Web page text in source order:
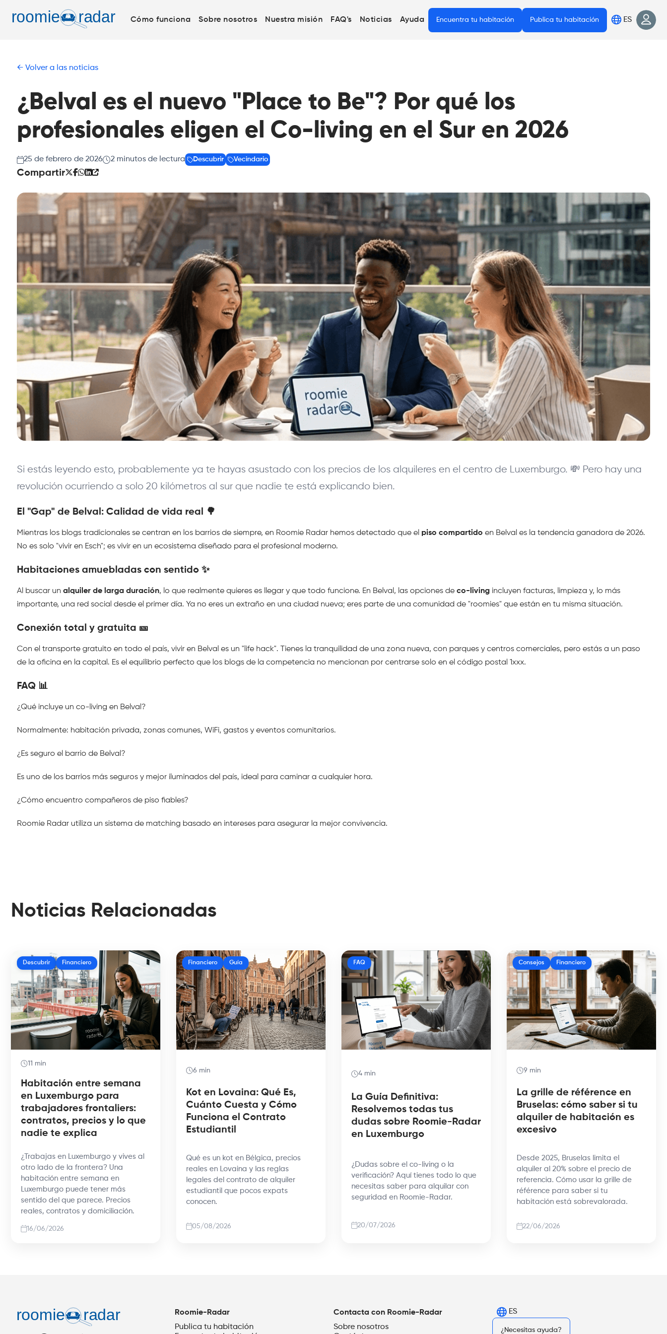
Cómo funciona Sobre nosotros Nuestra misión FAQ's Noticias Ayuda Encuentra tu habitación Publica tu habitación ES
Volver a las noticias
¿Belval es el nuevo "Place to Be"? Por qué los
profesionales eligen el Co-living en el Sur en 2026
25 de febrero de 2026 2 minutos de lectura Descubrir Vecindario
Compartir
Si estás leyendo esto, probablemente ya te hayas asustado con los precios de los alquileres en el centro de Luxemburgo. 💸 Pero hay una
revolución ocurriendo a solo 20 kilómetros al sur que nadie te está explicando bien.
El "Gap" de Belval: Calidad de vida real 🌳
Mientras los blogs tradicionales se centran en los barrios de siempre, en Roomie Radar hemos detectado que el piso compartido en Belval es la tendencia ganadora de 2026.
No es solo "vivir en Esch"; es vivir en un ecosistema diseñado para el profesional moderno.
Habitaciones amuebladas con sentido ✨
Al buscar un alquiler de larga duración, lo que realmente quieres es llegar y que todo funcione. En Belval, las opciones de co-living incluyen facturas, limpieza y, lo más
importante, una red social desde el primer día. Ya no eres un extraño en una ciudad nueva; eres parte de una comunidad de "roomies" que están en tu misma situación.
Conexión total y gratuita 🎫
Con el transporte gratuito en todo el país, vivir en Belval es un "life hack". Tienes la tranquilidad de una zona nueva, con parques y centros comerciales, pero estás a un paso
de la oficina en la capital. Es el equilibrio perfecto que los blogs de la competencia no mencionan por centrarse solo en el código postal 1xxx.
FAQ 📊
¿Qué incluye un co-living en Belval?
Normalmente: habitación privada, zonas comunes, WiFi, gastos y eventos comunitarios.
¿Es seguro el barrio de Belval?
Es uno de los barrios más seguros y mejor iluminados del país, ideal para caminar a cualquier hora.
¿Cómo encuentro compañeros de piso fiables?
Roomie Radar utiliza un sistema de matching basado en intereses para asegurar la mejor convivencia.
Noticias Relacionadas
Descubrir Financiero
11 min
Habitación entre semana
en Luxemburgo para
trabajadores frontaliers:
contratos, precios y lo que
nadie te explica
¿Trabajas en Luxemburgo y vives al
otro lado de la frontera? Una
habitación entre semana en
Luxemburgo puede tener más
sentido del que parece. Precios
reales, contratos y domiciliación.
16/06/2026
Financiero Guía
6 min
Kot en Lovaina: Qué Es,
Cuánto Cuesta y Cómo
Funciona el Contrato
Estudiantil
Qué es un kot en Bélgica, precios
reales en Lovaina y las reglas
legales del contrato de alquiler
estudiantil que pocos expats
conocen.
05/08/2026
FAQ
4 min
La Guía Definitiva:
Resolvemos todas tus
dudas sobre Roomie-Radar
en Luxemburgo
¿Dudas sobre el co-living o la
verificación? Aquí tienes todo lo que
necesitas saber para alquilar con
seguridad en Roomie-Radar.
20/07/2026
Consejos Financiero
9 min
La grille de référence en
Bruselas: cómo saber si tu
alquiler de habitación es
excesivo
Desde 2025, Bruselas limita el
alquiler al 20% sobre el precio de
referencia. Cómo usar la grille de
référence para saber si tu
habitación está sobrevalorada.
22/06/2026
Roomie-Radar
Publica tu habitación
Contacta con Roomie-Radar
Sobre nosotros
ES
¿Necesitas ayuda?